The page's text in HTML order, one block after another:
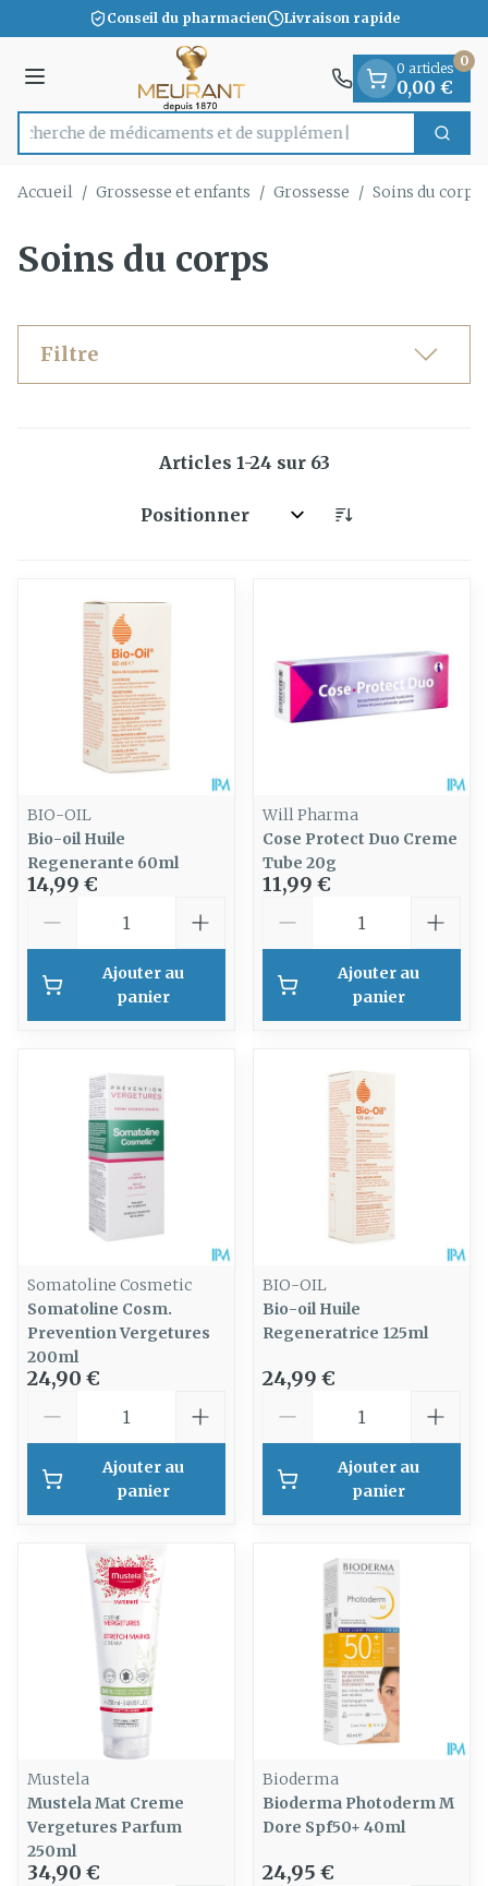
Aller au contenu
1 de 1
Conseil du pharmacien Livraison rapide
Menu
Rechercher
Recherche de médicam
0 articles
0,00 €
0
Accueil / Grossesse et enfants / Grossesse / Soins du corps
Soins du corps
Filtre
Articles 1-24 sur 63
Trier par:
BIO-OIL
Bio-oil Huile
Regenerante 60ml
14,99 €
Ajouter au
panier
Will Pharma
Cose Protect Duo Creme
Tube 20g
11,99 €
Ajouter au
panier
Somatoline Cosmetic
Somatoline Cosm.
Prevention Vergetures
200ml
24,90 €
Ajouter au
panier
BIO-OIL
Bio-oil Huile
Regeneratrice 125ml
24,99 €
Ajouter au
panier
Mustela
Mustela Mat Creme
Vergetures Parfum
250ml
34,90 €
Bioderma
Bioderma Photoderm M
Dore Spf50+ 40ml
24,95 €